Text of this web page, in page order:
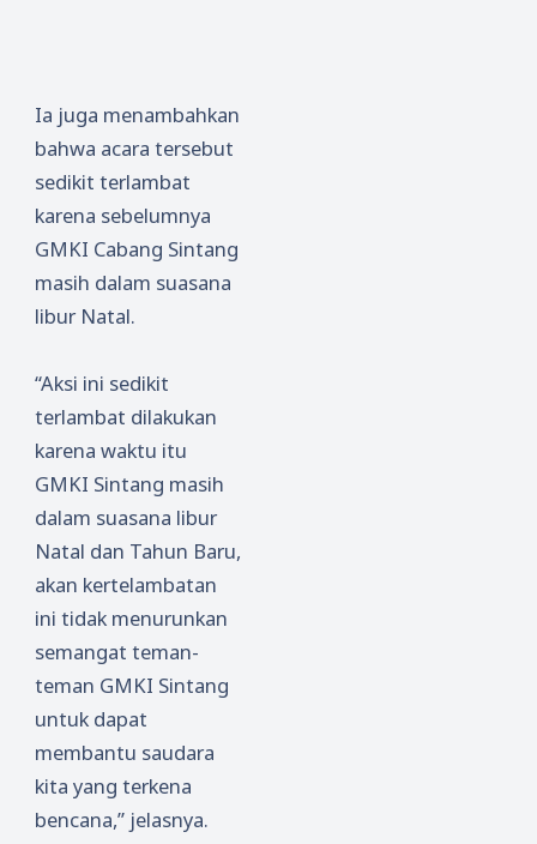
Ia juga menambahkan
bahwa acara tersebut
sedikit terlambat
karena sebelumnya
GMKI Cabang Sintang
masih dalam suasana
libur Natal.
“Aksi ini sedikit
terlambat dilakukan
karena waktu itu
GMKI Sintang masih
dalam suasana libur
Natal dan Tahun Baru,
akan kertelambatan
ini tidak menurunkan
semangat teman-
teman GMKI Sintang
untuk dapat
membantu saudara
kita yang terkena
bencana,” jelasnya.